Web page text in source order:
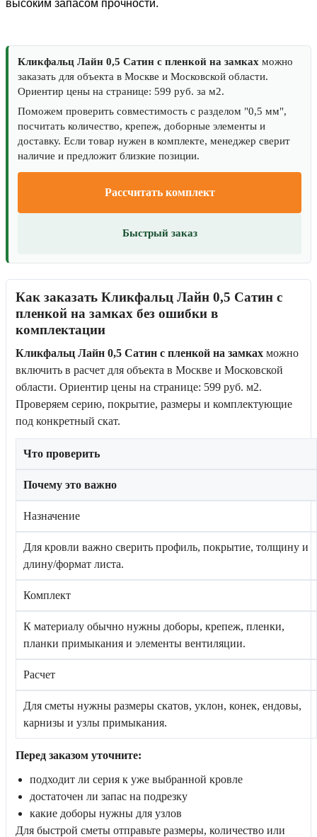
высоким запасом прочности.
Кликфальц Лайн 0,5 Сатин с пленкой на замках можно
заказать для объекта в Москве и Московской области.
Ориентир цены на странице: 599 руб. за м2.
Поможем проверить совместимость с разделом "0,5 мм",
посчитать количество, крепеж, доборные элементы и
доставку. Если товар нужен в комплекте, менеджер сверит
наличие и предложит близкие позиции.
Рассчитать комплект
Быстрый заказ
Как заказать Кликфальц Лайн 0,5 Сатин с
пленкой на замках без ошибки в
комплектации
Кликфальц Лайн 0,5 Сатин с пленкой на замках можно
включить в расчет для объекта в Москве и Московской
области. Ориентир цены на странице: 599 руб. м2.
Проверяем серию, покрытие, размеры и комплектующие
под конкретный скат.
Что проверить
Почему это важно
Назначение
Для кровли важно сверить профиль, покрытие, толщину и
длину/формат листа.
Комплект
К материалу обычно нужны доборы, крепеж, пленки,
планки примыкания и элементы вентиляции.
Расчет
Для сметы нужны размеры скатов, уклон, конек, ендовы,
карнизы и узлы примыкания.
Перед заказом уточните:
подходит ли серия к уже выбранной кровле
достаточен ли запас на подрезку
какие доборы нужны для узлов
Для быстрой сметы отправьте размеры, количество или